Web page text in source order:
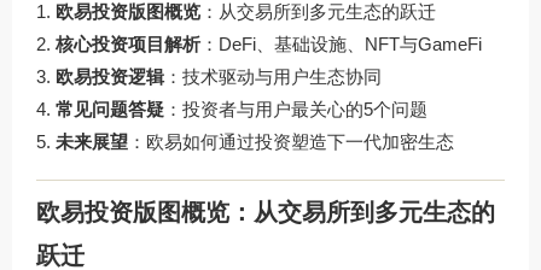
欧易投资版图概览 ：从交易所到多元生态的跃迁
核心投资项目解析 ：DeFi、基础设施、NFT与GameFi
欧易投资逻辑：技术驱动与用户生态协同
常见问题答疑 ：投资者与用户最关心的5个问题
未来展望 ：欧易如何通过投资塑造下一代加密生态
欧易投资版图概览：从交易所到多元生态的
跃迁